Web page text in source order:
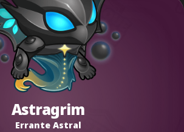
Astragrim
Errante Astral